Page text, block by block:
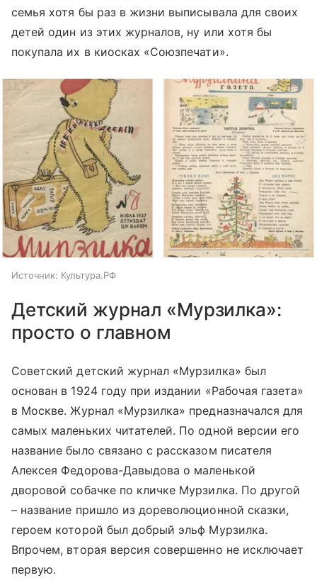
семья хотя бы раз в жизни выписывала для своих
детей один из этих журналов, ну или хотя бы
покупала их в киосках «Союзпечати».
Источник: Культура.РФ
Детский журнал «Мурзилка»:
просто о главном
Советский детский журнал «Мурзилка» был
основан в 1924 году при издании «Рабочая газета»
в Москве. Журнал «Мурзилка» предназначался для
самых маленьких читателей. По одной версии его
название было связано с рассказом писателя
Алексея Федорова-Давыдова о маленькой
дворовой собачке по кличке Мурзилка. По другой
– название пришло из дореволюционной сказки,
героем которой был добрый эльф Мурзилка.
Впрочем, вторая версия совершенно не исключает
первую.